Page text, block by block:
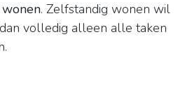
. Zelfstandig wonen wil
volledig alleen alle taken